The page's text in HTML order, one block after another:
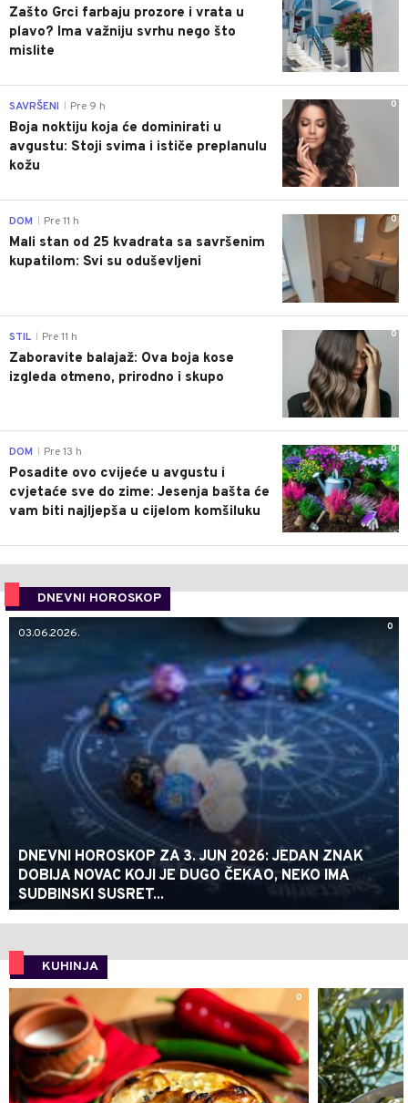
Zašto Grci farbaju prozore i vrata u
plavo? Ima važniju svrhu nego što
mislite
0
SAVRŠENI Pre 9 h
Boja noktiju koja će dominirati u
avgustu: Stoji svima i ističe preplanulu
kožu
0
DOM Pre 11 h
Mali stan od 25 kvadrata sa savršenim
kupatilom: Svi su oduševljeni
0
STIL Pre 11 h
Zaboravite balajaž: Ova boja kose
izgleda otmeno, prirodno i skupo
0
DOM Pre 13 h
Posadite ovo cvijeće u avgustu i
cvjetaće sve do zime: Jesenja bašta će
vam biti najljepša u cijelom komšiluku
DNEVNI HOROSKOP
0
03.06.2026.
DNEVNI HOROSKOP ZA 3. JUN 2026: JEDAN ZNAK
DOBIJA NOVAC KOJI JE DUGO ČEKAO, NEKO IMA
SUDBINSKI SUSRET...
KUHINJA
0